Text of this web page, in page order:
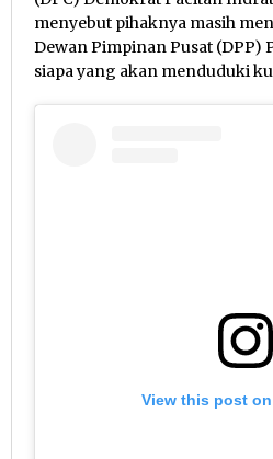
menyebut pihaknya masih
Dewan Pimpinan Pusat (DPP)
siapa yang akan menduduki
View this post